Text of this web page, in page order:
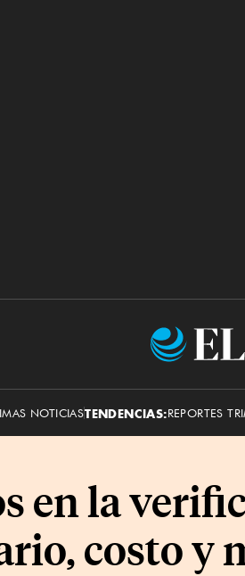
NOTICIASTENDENCIAS:REPORTES
en la
costo y